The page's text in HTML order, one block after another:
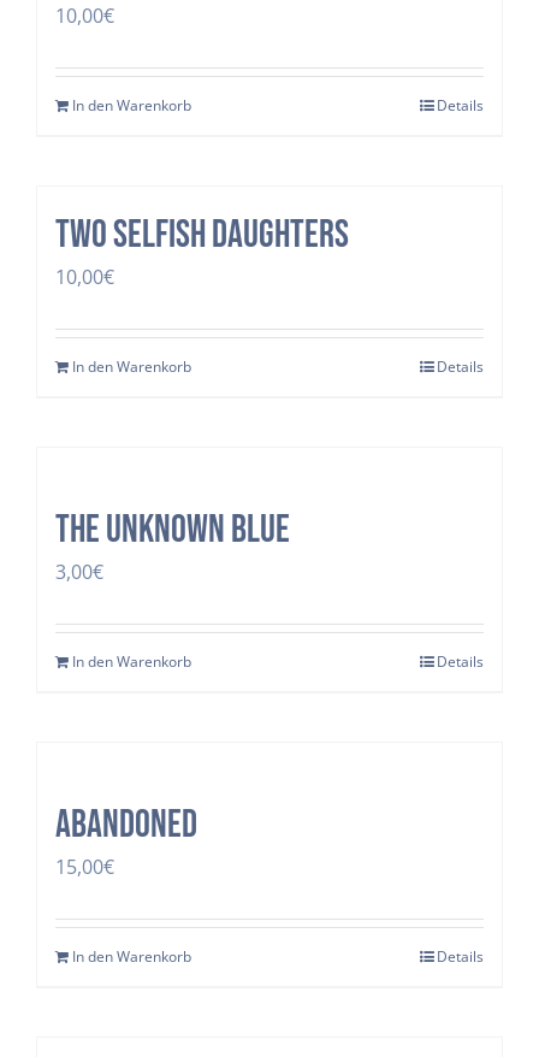
10,00€
In den Warenkorb Details
two selfish daughters
10,00€
In den Warenkorb Details
The Unknown Blue
3,00€
In den Warenkorb Details
Abandoned
15,00€
In den Warenkorb Details